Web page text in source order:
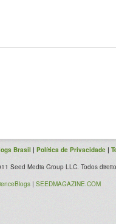
Brasil | Política de Privacidade |
Seed Media Group LLC. Todos
| SEEDMAGAZINE.COM